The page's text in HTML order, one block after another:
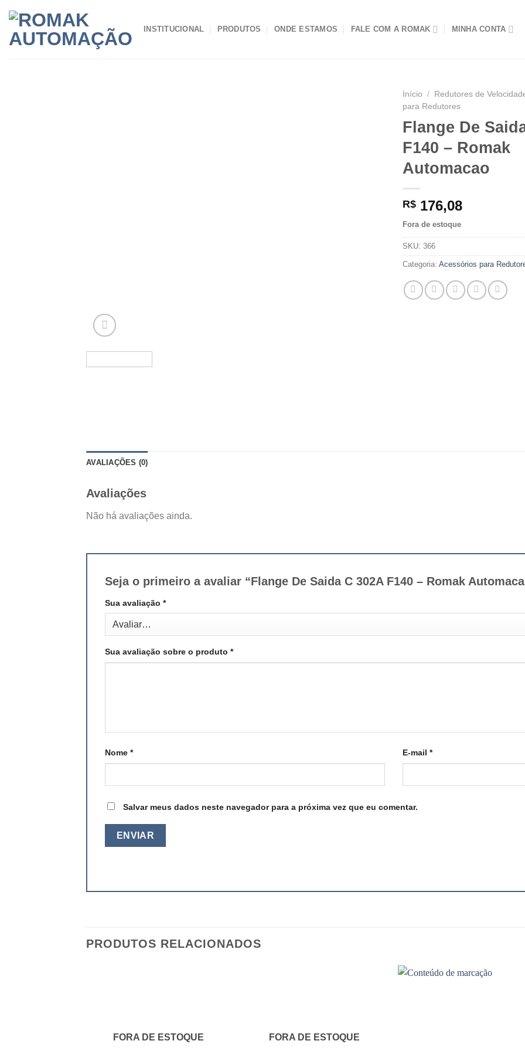
content
INSTITUCIONAL PRODUTOS ONDE ESTAMOS FALE COM A ROMAK MINHA CONTA
Início /
Redutores de
para Redutores
Flange De
F140 – Romak
Automacao
R$ 176,08
Fora de estoque
SKU: 366
Categoria: Acessórios para
AVALIAÇÕES (0)
Avaliações
Não há avaliações ainda.
Seja o primeiro a avaliar “Flange De Saida C 302A F140 – Romak
Sua avaliação *
Sua avaliação sobre o produto *
Nome * E-mail *
Salvar meus dados neste navegador para a próxima vez que eu comentar.
PRODUTOS RELACIONADOS
FORA DE ESTOQUE FORA DE ESTOQUE